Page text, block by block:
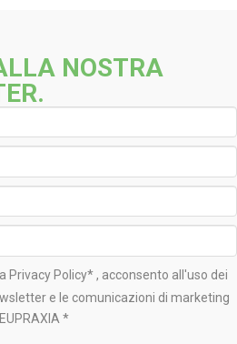
NOSTRA
Privacy Policy*, acconsento all'uso dei
e le comunicazioni di marketing
*